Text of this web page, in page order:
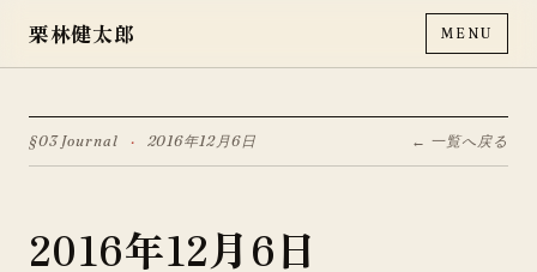
栗林健太郎 MENU
§03 Journal · 2016年12月6日 ← 一覧へ戻る
2016年12月6日